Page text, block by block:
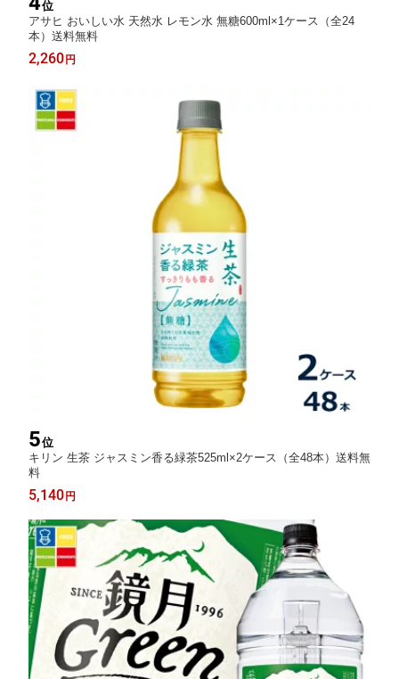
位
アサヒ おいしい水 天然水 レモン水 無糖600ml×1ケース（全24
本）送料無料
2,260 円
5位
キリン 生茶 ジャスミン香る緑茶525ml×2ケース（全48本）送料無
料
5,140 円